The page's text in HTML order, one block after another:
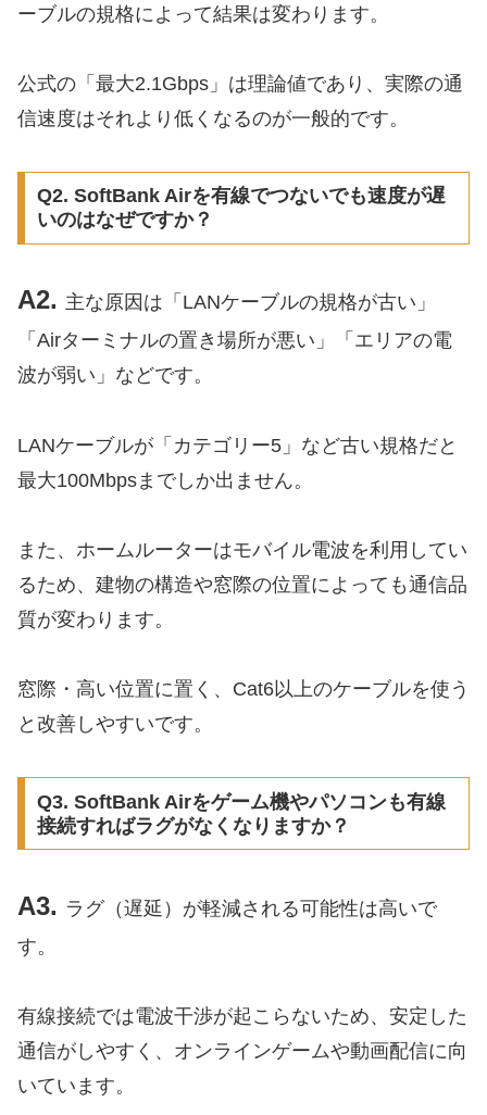
ーブルの規格によって結果は変わります。
公式の「最大2.1Gbps」は理論値であり、実際の通
信速度はそれより低くなるのが一般的です。
Q2. SoftBank Airを有線でつないでも速度が遅
いのはなぜですか？
A2. 主な原因は「LANケーブルの規格が古い」
「Airターミナルの置き場所が悪い」「エリアの電
波が弱い」などです。
LANケーブルが「カテゴリー5」など古い規格だと
最大100Mbpsまでしか出ません。
また、ホームルーターはモバイル電波を利用してい
るため、建物の構造や窓際の位置によっても通信品
質が変わります。
窓際・高い位置に置く、Cat6以上のケーブルを使う
と改善しやすいです。
Q3. SoftBank Airをゲーム機やパソコンも有線
接続すればラグがなくなりますか？
A3. ラグ（遅延）が軽減される可能性は高いで
す。
有線接続では電波干渉が起こらないため、安定した
通信がしやすく、オンラインゲームや動画配信に向
いています。